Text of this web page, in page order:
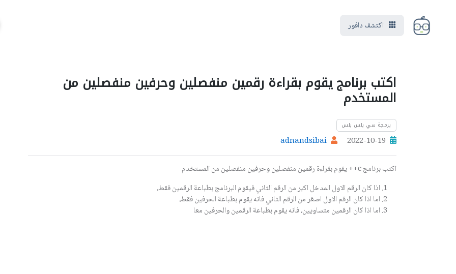
اكتشف دافور
اكتب برنامج يقوم بقراءة رقمين منفصلين وحرفين منفصلين من
المستخدم
برمجة سي بلس بلس
2022-10-19
adnandsibai
اكتب برنامج c++ يقوم بقراءة رقمين منفصلين وحرفين منفصلين من المستخدم
اذا كان الرقم الاول المدخل اكبر من الرقم الثاني فيقوم البرنامج بطباعة الرقمين فقط،
اما اذا كان الرقم الاول اصغر من الرقم الثاني فانه يقوم بطباعة الحرفين فقط،
اما اذا كان الرقمين متساويين، فانه يقوم بطباعة الرقمين والحرفين معا